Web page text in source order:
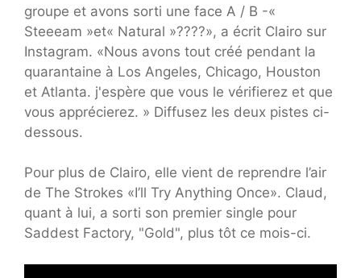
groupe et avons sorti une face A / B -«
Steeeam »et« Natural »????», a écrit Clairo sur
Instagram. «Nous avons tout créé pendant la
quarantaine à Los Angeles, Chicago, Houston
et Atlanta. j'espère que vous le vérifierez et que
vous apprécierez. » Diffusez les deux pistes ci-
dessous.
Pour plus de Clairo, elle vient de reprendre l’air
de The Strokes «I’ll Try Anything Once». Claud,
quant à lui, a sorti son premier single pour
Saddest Factory, "Gold", plus tôt ce mois-ci.